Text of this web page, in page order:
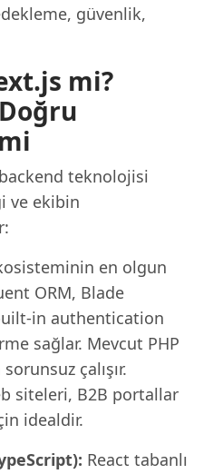
güvenlik,
mi?
teknolojisi
ve ekibin
en olgun
ORM, Blade
in authentication
sağlar. Mevcut PHP
çalışır.
siteleri, B2B portallar
idealdir.
React tabanlı